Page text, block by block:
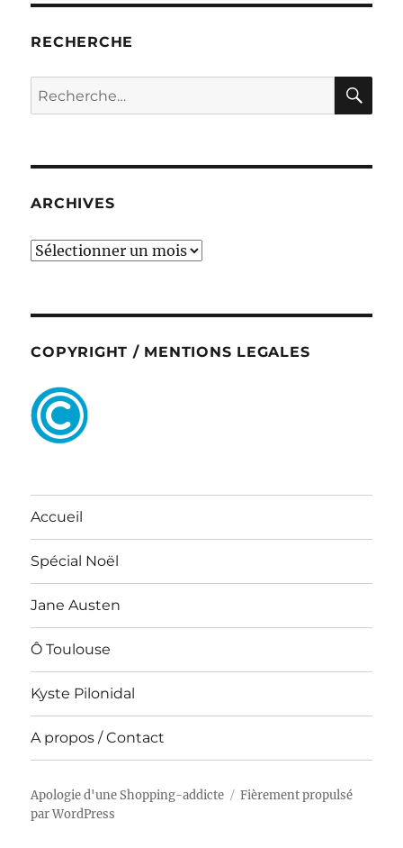
RECHERCHE
Recherche
pour :
ARCHIVES
ARCHIVES
COPYRIGHT / MENTIONS LEGALES
Accueil
Spécial Noël
Jane Austen
Ô Toulouse
Kyste Pilonidal
A propos / Contact
Apologie d'une Shopping-addicte
Fièrement propulsé
par WordPress